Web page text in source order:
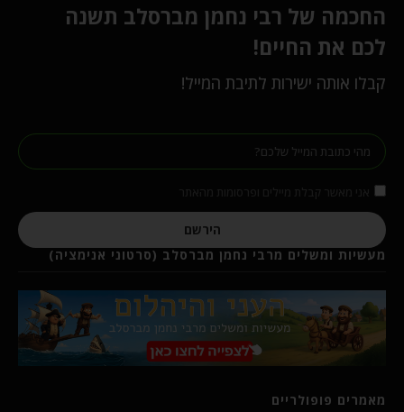
החכמה של רבי נחמן מברסלב תשנה
לכם את החיים!
קבלו אותה ישירות לתיבת המייל!
הירשם
מעשיות ומשלים מרבי נחמן מברסלב (סרטוני אנימציה)
מאמרים פופולריים